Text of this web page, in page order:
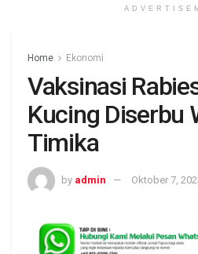
Home Ekonomi
Vaksinasi
Kucing Diserbu
Timika
by admin Oktober 7,